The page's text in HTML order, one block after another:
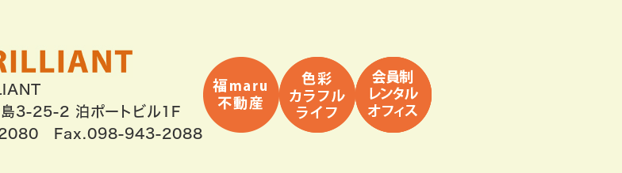
3-25-2 泊ポートビル1F
Fax.098-943-2088